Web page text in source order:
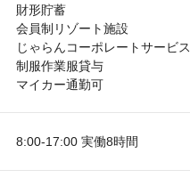
財形貯蓄
会員制リゾート施設
じゃらんコーポレートサービス
制服作業服貸与
マイカー通勤可
8:00‐17:00 実働8時間